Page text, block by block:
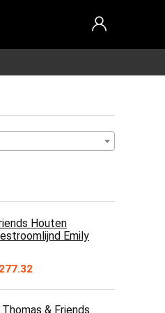
Houten
Emily
277.32
€113.21
through
& Friends